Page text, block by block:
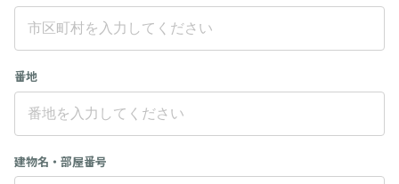
番地
建物名・部屋番号